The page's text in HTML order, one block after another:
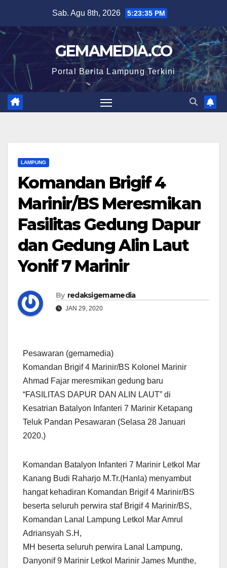
content
Sab. Agu 8th, 2026 5:23:36 PM
GEMAMEDIA.CO
Portal Berita Lampung Terkini
LAMPUNG
Komandan Brigif 4
Marinir/BS Meresmikan
Fasilitas Gedung Dapur
dan Gedung Alin Laut
Yonif 7 Marinir
By redaksigemamedia
JAN 29, 2020
Pesawaran (gemamedia)
Komandan Brigif 4 Marinir/BS Kolonel Marinir
Ahmad Fajar meresmikan gedung baru
“FASILITAS DAPUR DAN ALIN LAUT” di
Kesatrian Batalyon Infanteri 7 Marinir Ketapang
Teluk Pandan Pesawaran (Selasa 28 Januari
2020.)
Komandan Batalyon Infanteri 7 Marinir Letkol Mar
Kanang Budi Raharjo M.Tr.(Hanla) menyambut
hangat kehadiran Komandan Brigif 4 Marinir/BS
beserta seluruh perwira staf Brigif 4 Marinir/BS,
Komandan Lanal Lampung Letkol Mar Amrul
Adriansyah S.H,
MH beserta seluruh perwira Lanal Lampung,
Danyonif 9 Marinir Letkol Marinir James Munthe,